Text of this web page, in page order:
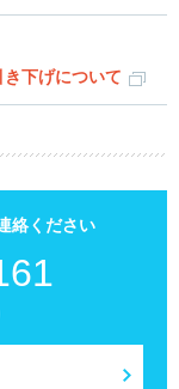
き下げについて
絡ください